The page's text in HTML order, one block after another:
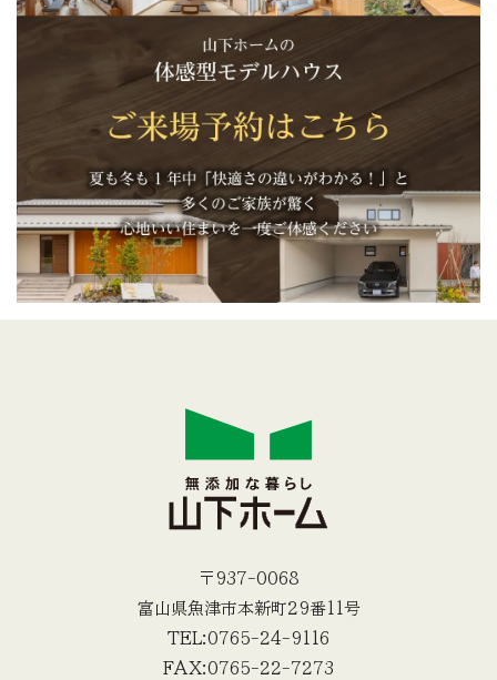
〒937-0068
富山県魚津市本新町29番11号
TEL:0765-24-9116
FAX:0765-22-7273